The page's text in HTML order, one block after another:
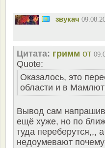
звукач
Цитата: гримм от
Quote:
Оказалось, это
области и в
Вывод сам
ещё хуже, но по
туда переберутся,,,
недоумевают почему